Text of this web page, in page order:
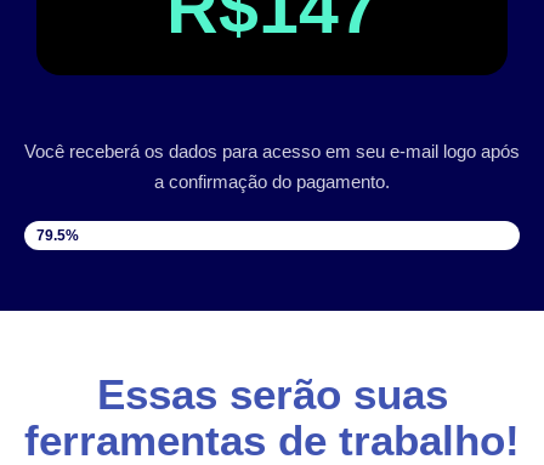
Você receberá os dados para acesso em seu e-mail logo após
a confirmação do pagamento.
VAGAS DISPONÍVEIS
79.5%
Essas serão suas
ferramentas de trabalho!